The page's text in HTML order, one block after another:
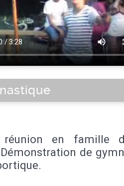
réunion en famille
de